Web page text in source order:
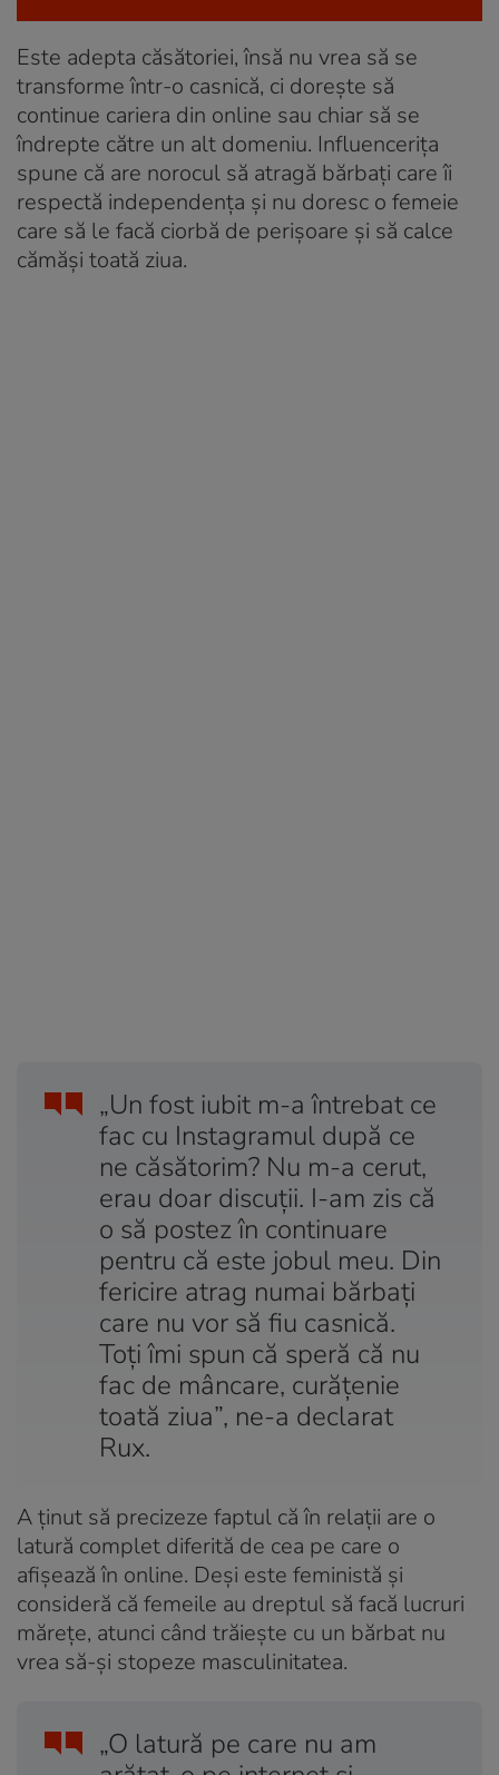
Este adepta căsătoriei, însă nu vrea să se
transforme într-o casnică, ci dorește să
continue cariera din online sau chiar să se
îndrepte către un alt domeniu. Influencerița
spune că are norocul să atragă bărbați care îi
respectă independența și nu doresc o femeie
care să le facă ciorbă de perișoare și să calce
cămăși toată ziua.
„Un fost iubit m-a întrebat ce
fac cu Instagramul după ce
ne căsătorim? Nu m-a cerut,
erau doar discuții. I-am zis că
o să postez în continuare
pentru că este jobul meu. Din
fericire atrag numai bărbați
care nu vor să fiu casnică.
Toți îmi spun că speră că nu
fac de mâncare, curățenie
toată ziua”, ne-a declarat
Rux.
A ținut să precizeze faptul că în relații are o
latură complet diferită de cea pe care o
afișează în online. Deși este feministă și
consideră că femeile au dreptul să facă lucruri
mărețe, atunci când trăiește cu un bărbat nu
vrea să-și stopeze masculinitatea.
„O latură pe care nu am